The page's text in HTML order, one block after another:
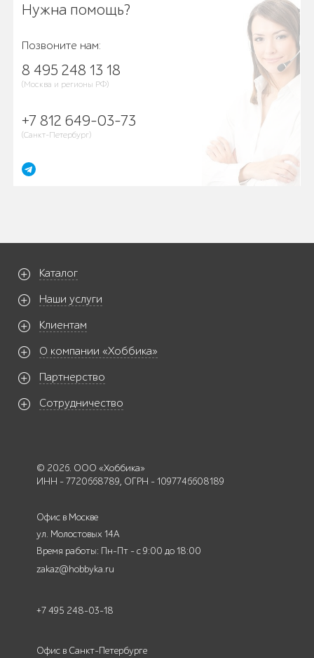
Нужна помощь?
Позвоните нам:
8 495 248 13 18
(Москва и регионы РФ)
+7 812 649-03-73
(Санкт-Петербург)
Каталог
Наши услуги
Клиентам
О компании «Хоббика»
Партнерство
Сотрудничество
© 2026. ООО «Хоббика»
ИНН - 7720668789, ОГРН - 1097746608189
Офис в Москве
ул. Молостовых 14А
Время работы: Пн-Пт - с 9:00 до 18:00
zakaz@hobbyka.ru
+7 495 248-03-18
Офис в Санкт-Петербурге